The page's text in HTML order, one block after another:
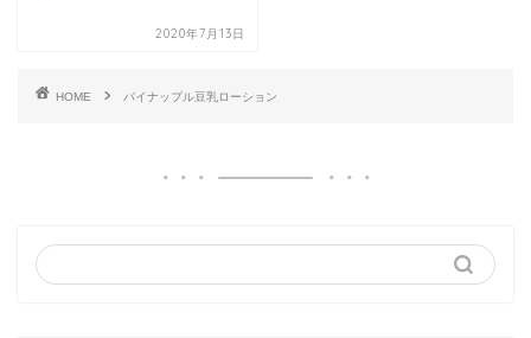
2020年7月13日
HOME パイナップル豆乳ローション